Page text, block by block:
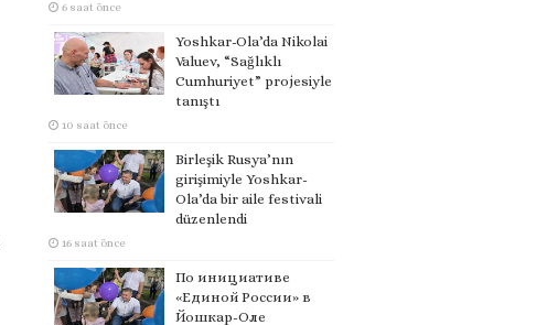
6 saat önce
Yoshkar-Ola’da Nikolai
Valuev, “Sağlıklı
Cumhuriyet” projesiyle
tanıştı
10 saat önce
Birleşik Rusya’nın
girişimiyle Yoshkar-
Ola’da bir aile festivali
düzenlendi
16 saat önce
По инициативе
«Единой России» в
Йошкар-Оле